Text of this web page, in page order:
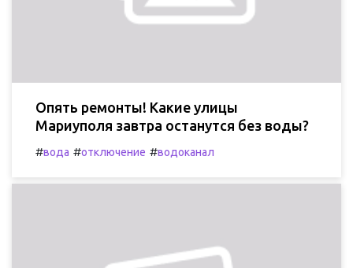
Опять ремонты! Какие улицы
Мариуполя завтра останутся без воды?
#вода #отключение #водоканал